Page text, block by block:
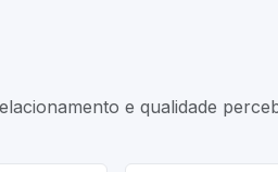
e qualidade